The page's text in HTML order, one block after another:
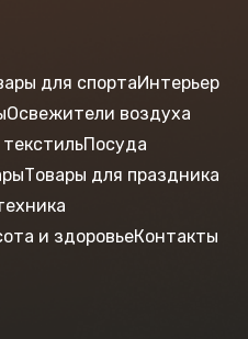
для спортаИнтерьер
Освежители воздуха
Посуда
Товары для праздника
и здоровьеКонтакты